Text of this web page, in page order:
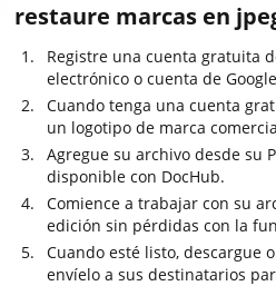
restaure marcas en
Registre una cuenta gratuita
electrónico o cuenta de
Cuando tenga una cuenta
un logotipo de marca
Agregue su archivo desde su
disponible con DocHub.
Comience a trabajar con su
edición sin pérdidas con la
Cuando esté listo, descargue
envíelo a sus destinatarios